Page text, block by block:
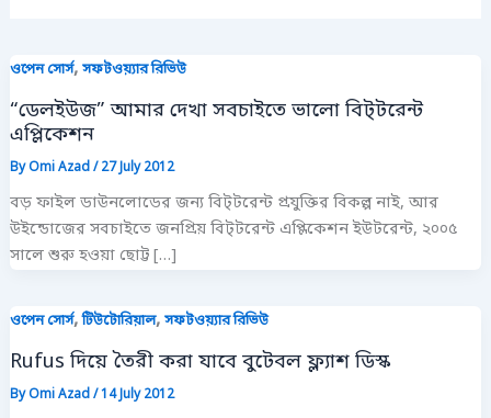
ওপেন সোর্স, সফটওয়্যার রিভিউ
“ডেলইউজ” আমার দেখা সবচাইতে ভালো বিট্‌টরেন্ট
এপ্লিকেশন
ByOmi Azad/27 July 2012
বড় ফাইল ডাউনলোডের জন্য বিট্‌টরেন্ট প্রযুক্তির বিকল্প নাই, আর
উইন্ডোজের সবচাইতে জনপ্রিয় বিট্‌টরেন্ট এপ্লিকেশন ইউটরেন্ট, ২০০৫
সালে শুরু হওয়া ছোট্ট […]
ওপেন সোর্স,টিউটোরিয়াল, সফটওয়্যার রিভিউ
Rufus দিয়ে তৈরী করা যাবে বুটেবল ফ্ল্যাশ ডিস্ক
ByOmi Azad/14 July 2012